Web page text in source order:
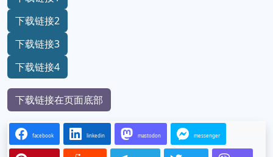
下载链接2
下载链接3
下载链接4
下载链接在页面底部
facebook linkedin mastodon messenger